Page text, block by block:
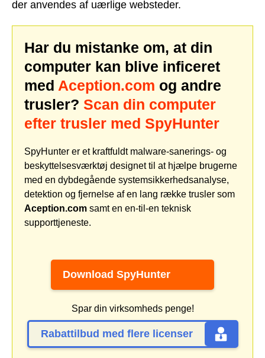
der anvendes af uærlige websteder.
Har du mistanke om, at din
computer kan blive inficeret
med Aception.com og andre
trusler? Scan din computer
efter trusler med SpyHunter
SpyHunter er et kraftfuldt malware-sanerings- og
beskyttelsesværktøj designet til at hjælpe brugerne
med en dybdegående systemsikkerhedsanalyse,
detektion og fjernelse af en lang række trusler som
Aception.com samt en en-til-en teknisk
supporttjeneste.
Download SpyHunter
Spar din virksomheds penge!
Rabattilbud med flere licenser